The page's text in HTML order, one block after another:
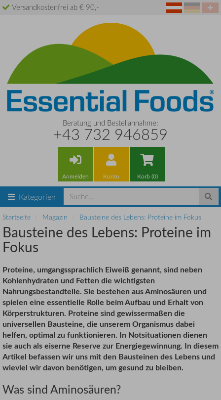
Versandkostenfrei ab € 90,-
Beratung und Bestellannahme:
+43 732 946859
Anmelden Konto Korb (0)
Kategorien
Startseite Magazin Bausteine des Lebens: Proteine im Fokus
Bausteine des Lebens: Proteine im
Fokus
Proteine, umgangssprachlich Eiweiß genannt, sind neben
Kohlenhydraten und Fetten die wichtigsten
Nahrungsbestandteile. Sie bestehen aus Aminosäuren und
spielen eine essentielle Rolle beim Aufbau und Erhalt von
Körperstrukturen. Proteine sind gewissermaßen die
universellen Bausteine, die unserem Organismus dabei
helfen, optimal zu funktionieren. In Notsituationen dienen
sie auch als eiserne Reserve zur Energiegewinnung. In diesem
Artikel befassen wir uns mit den Bausteinen des Lebens und
wieviel wir davon benötigen, um gesund zu bleiben.
Was sind Aminosäuren?